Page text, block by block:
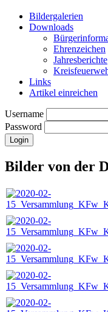
Bildergalerien
Downloads
Ehrenzeichen
Jahresberichte
Links
Artikel einreichen
Username
Password
Bilder von der